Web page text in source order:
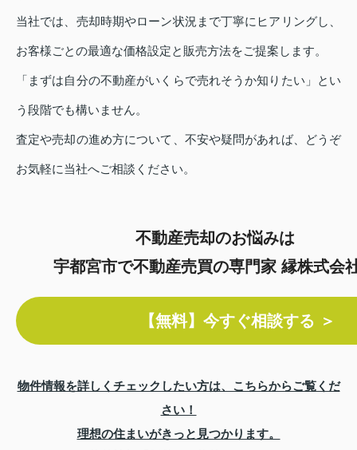
当社では、売却時期やローン状況まで丁寧にヒアリングし、
お客様ごとの最適な価格設定と販売方法をご提案します。
「まずは自分の不動産がいくらで売れそうか知りたい」とい
う段階でも構いません。
査定や売却の進め方について、不安や疑問があれば、どうぞ
お気軽に当社へご相談ください。
不動産売却のお悩みは
宇都宮市で不動産売買の専門家 縁株式会
【無料】今すぐ相談する ＞
物件情報を詳しくチェックしたい方は、こちらからご覧くだ
さい！
理想の住まいがきっと見つかります。